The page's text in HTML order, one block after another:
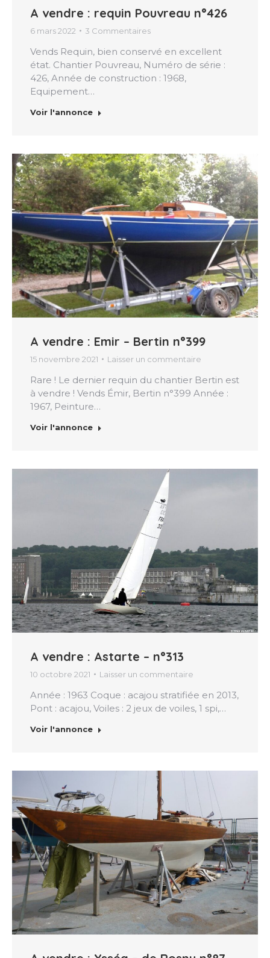
A vendre : requin Pouvreau n°426
6 mars 2022 3 Commentaires
Vends Requin, bien conservé en excellent
état. Chantier Pouvreau, Numéro de série :
426, Année de construction : 1968,
Equipement…
Voir l'annonce
A vendre : Emir – Bertin n°399
15 novembre 2021 Laisser un commentaire
Rare ! Le dernier requin du chantier Bertin est
à vendre ! Vends Émir, Bertin n°399 Année :
1967, Peinture…
Voir l'annonce
A vendre : Astarte – n°313
10 octobre 2021 Laisser un commentaire
Année : 1963 Coque : acajou stratifiée en 2013,
Pont : acajou, Voiles : 2 jeux de voiles, 1 spi,…
Voir l'annonce